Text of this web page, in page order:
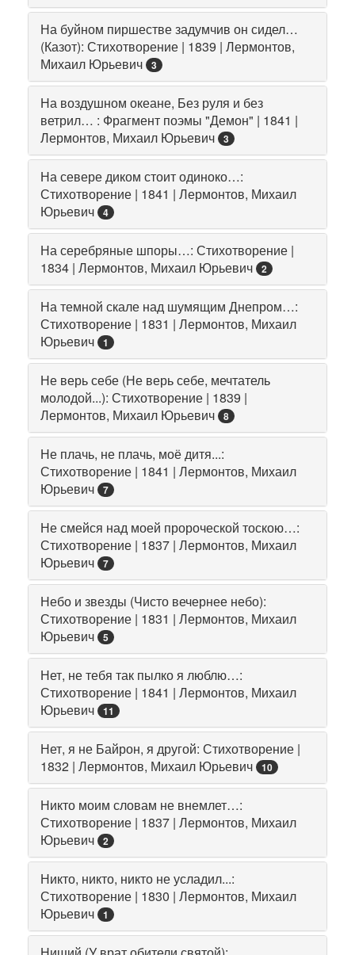
На буйном пиршестве задумчив он сидел…
(Казот): Стихотворение | 1839 | Лермонтов,
Михаил Юрьевич
3
На воздушном океане, Без руля и без
ветрил… : Фрагмент поэмы "Демон" | 1841 |
Лермонтов, Михаил Юрьевич
3
На севере диком стоит одиноко…:
Стихотворение | 1841 | Лермонтов, Михаил
Юрьевич
4
На серебряные шпоры…: Стихотворение |
1834 | Лермонтов, Михаил Юрьевич
2
На темной скале над шумящим Днепром…:
Стихотворение | 1831 | Лермонтов, Михаил
Юрьевич
1
Не верь себе (Не верь себе, мечтатель
молодой...): Стихотворение | 1839 |
Лермонтов, Михаил Юрьевич
8
Не плачь, не плачь, моё дитя...:
Стихотворение | 1841 | Лермонтов, Михаил
Юрьевич
7
Не смейся над моей пророческой тоскою…:
Стихотворение | 1837 | Лермонтов, Михаил
Юрьевич
7
Небо и звезды (Чисто вечернее небо):
Стихотворение | 1831 | Лермонтов, Михаил
Юрьевич
5
Нет, не тебя так пылко я люблю…:
Стихотворение | 1841 | Лермонтов, Михаил
Юрьевич
11
Нет, я не Байрон, я другой: Стихотворение |
1832 | Лермонтов, Михаил Юрьевич
10
Никто моим словам не внемлет…:
Стихотворение | 1837 | Лермонтов, Михаил
Юрьевич
2
Никто, никто, никто не усладил...:
Стихотворение | 1830 | Лермонтов, Михаил
Юрьевич
1